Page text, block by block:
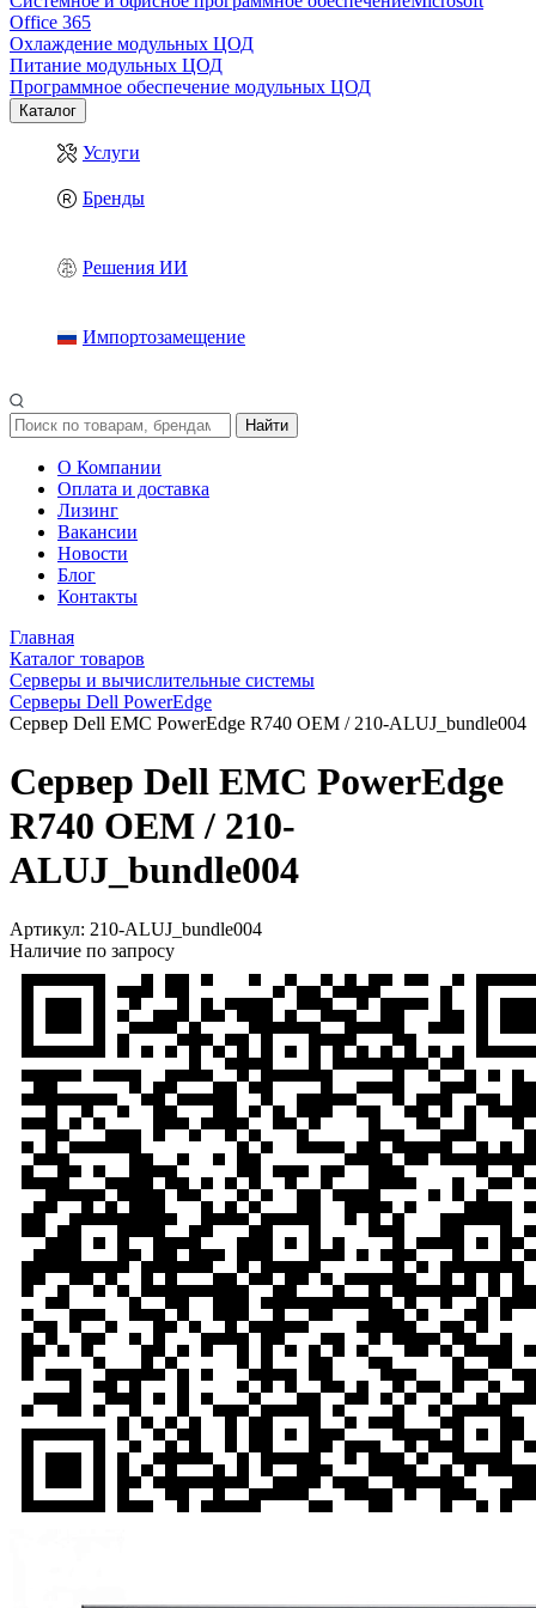
Office 365
Охлаждение модульных ЦОД
Питание модульных ЦОД
Программное обеспечение модульных ЦОД
Каталог
Услуги
Бренды
Решения ИИ
Импортозамещение
Найти
О Компании
Оплата и доставка
Лизинг
Вакансии
Новости
Блог
Контакты
Главная
Каталог товаров
Серверы и вычислительные системы
Серверы Dell PowerEdge
Сервер Dell EMC PowerEdge R740 OEM / 210-ALUJ_bundle004
Сервер Dell EMC PowerEdge
R740 OEM / 210-
ALUJ_bundle004
Артикул: 210-ALUJ_bundle004
Наличие по запросу